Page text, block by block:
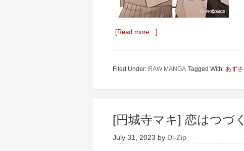
[Read more…]
Filed Under: RAW MANGA Tagged With: あず
[円城寺マキ] 恋はつづ
July 31, 2023 by Dl-Zip